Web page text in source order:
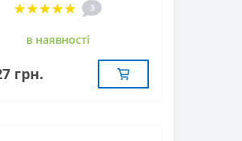
3
в наявностi
грн.